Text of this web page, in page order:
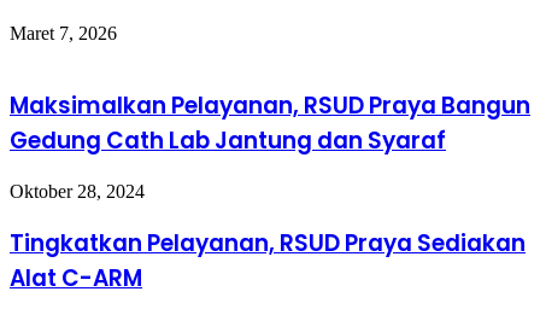
Maret 7, 2026
Maksimalkan Pelayanan, RSUD Praya Bangun
Gedung Cath Lab Jantung dan Syaraf
Oktober 28, 2024
Tingkatkan Pelayanan, RSUD Praya Sediakan
Alat C-ARM